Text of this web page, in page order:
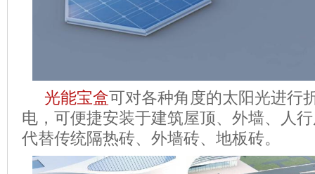
光能宝盒可对各种角度的太阳光进行
电，可便捷安装于建筑屋顶、外墙、人
代替传统隔热砖、外墙砖、地板砖。